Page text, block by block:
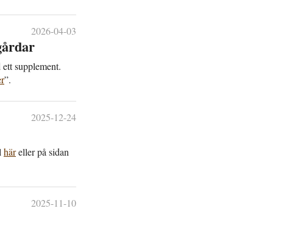
2026-04-03
supplement.
”.
2025-12-24
häreller på sidan
2025-11-10